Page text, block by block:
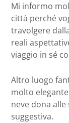
Mi informo
città perché
travolgere
reali
viaggio in sé
Altro luogo
molto
neve dona
suggestiva.